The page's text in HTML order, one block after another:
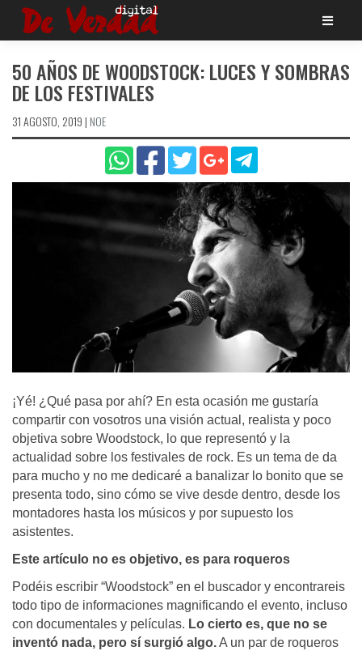
Saltar
50 AÑOS DE WOODSTOCK: LUCES Y SOMBRAS
DE LOS FESTIVALES
31 AGOSTO, 2019 | NOE
¡Yé! ¿Qué pasa por ahí? En esta ocasión me gustaría
compartir con vosotros una visión actual, realista y poco
objetiva sobre Woodstock, lo que representó y la
actualidad sobre los festivales de rock. Es un tema de da
para mucho y no me dedicaré a banalizar lo bonito que se
presenta todo, sino cómo se vive desde dentro, desde los
montadores hasta los músicos y por supuesto los
asistentes.
Este artículo no es objetivo, es para roqueros
Podéis escribir “Woodstock” en el buscador y encontrareis
todo tipo de informaciones magnificando el evento, incluso
con documentales y películas. Lo cierto es, que no se
inventó nada, pero sí surgió algo.A un par de roqueros